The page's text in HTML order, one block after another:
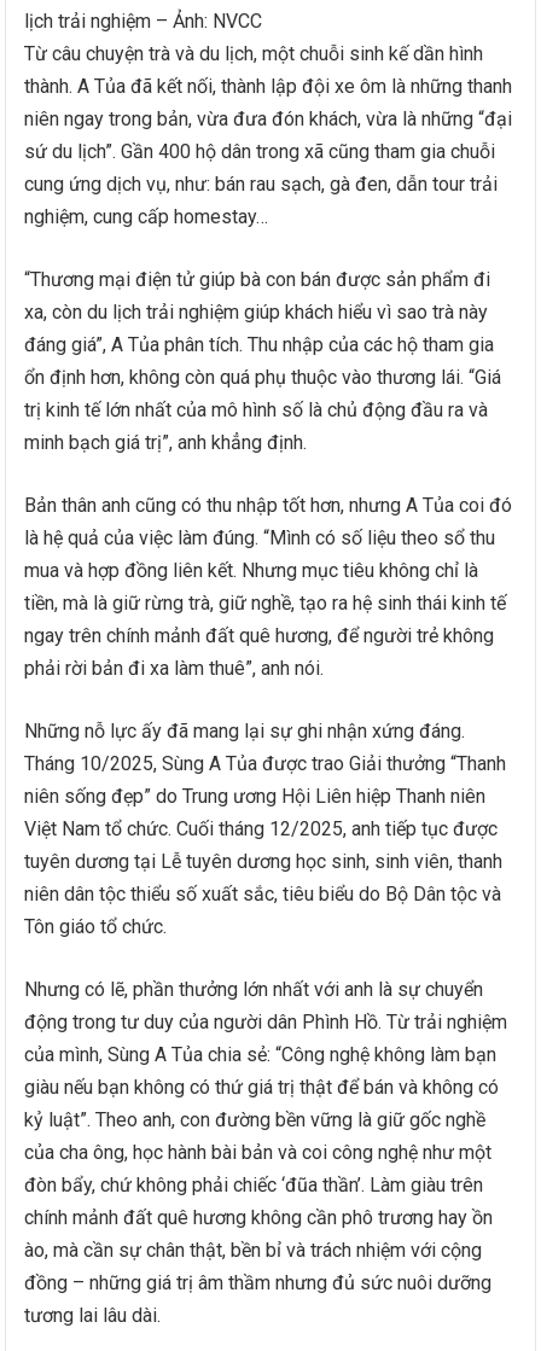
lịch trải nghiệm – Ảnh: NVCC
Từ câu chuyện trà và du lịch, một chuỗi sinh kế dần hình
thành. A Tủa đã kết nối, thành lập đội xe ôm là những thanh
niên ngay trong bản, vừa đưa đón khách, vừa là những “đại
sứ du lịch”. Gần 400 hộ dân trong xã cũng tham gia chuỗi
cung ứng dịch vụ, như: bán rau sạch, gà đen, dẫn tour trải
nghiệm, cung cấp homestay…
“Thương mại điện tử giúp bà con bán được sản phẩm đi
xa, còn du lịch trải nghiệm giúp khách hiểu vì sao trà này
đáng giá”, A Tủa phân tích. Thu nhập của các hộ tham gia
ổn định hơn, không còn quá phụ thuộc vào thương lái. “Giá
trị kinh tế lớn nhất của mô hình số là chủ động đầu ra và
minh bạch giá trị”, anh khẳng định.
Bản thân anh cũng có thu nhập tốt hơn, nhưng A Tủa coi đó
là hệ quả của việc làm đúng. “Mình có số liệu theo sổ thu
mua và hợp đồng liên kết. Nhưng mục tiêu không chỉ là
tiền, mà là giữ rừng trà, giữ nghề, tạo ra hệ sinh thái kinh tế
ngay trên chính mảnh đất quê hương, để người trẻ không
phải rời bản đi xa làm thuê”, anh nói.
Những nỗ lực ấy đã mang lại sự ghi nhận xứng đáng.
Tháng 10/2025, Sùng A Tủa được trao Giải thưởng “Thanh
niên sống đẹp” do Trung ương Hội Liên hiệp Thanh niên
Việt Nam tổ chức. Cuối tháng 12/2025, anh tiếp tục được
tuyên dương tại Lễ tuyên dương học sinh, sinh viên, thanh
niên dân tộc thiểu số xuất sắc, tiêu biểu do Bộ Dân tộc và
Tôn giáo tổ chức.
Nhưng có lẽ, phần thưởng lớn nhất với anh là sự chuyển
động trong tư duy của người dân Phình Hồ. Từ trải nghiệm
của mình, Sùng A Tủa chia sẻ: “Công nghệ không làm bạn
giàu nếu bạn không có thứ giá trị thật để bán và không có
kỷ luật”. Theo anh, con đường bền vững là giữ gốc nghề
của cha ông, học hành bài bản và coi công nghệ như một
đòn bẩy, chứ không phải chiếc ‘đũa thần’. Làm giàu trên
chính mảnh đất quê hương không cần phô trương hay ồn
ào, mà cần sự chân thật, bền bỉ và trách nhiệm với cộng
đồng – những giá trị âm thầm nhưng đủ sức nuôi dưỡng
tương lai lâu dài.